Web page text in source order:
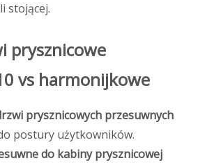
stojącej.
prysznicowe
vs harmonijkowe
prysznicowych przesuwnych
postury użytkowników.
do kabiny prysznicowej